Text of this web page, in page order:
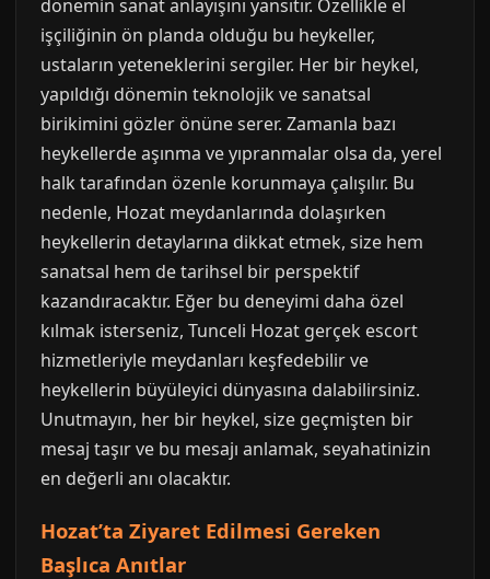
dönemin sanat anlayışını yansıtır. Özellikle el
işçiliğinin ön planda olduğu bu heykeller,
ustaların yeteneklerini sergiler. Her bir heykel,
yapıldığı dönemin teknolojik ve sanatsal
birikimini gözler önüne serer. Zamanla bazı
heykellerde aşınma ve yıpranmalar olsa da, yerel
halk tarafından özenle korunmaya çalışılır. Bu
nedenle, Hozat meydanlarında dolaşırken
heykellerin detaylarına dikkat etmek, size hem
sanatsal hem de tarihsel bir perspektif
kazandıracaktır. Eğer bu deneyimi daha özel
kılmak isterseniz, Tunceli Hozat gerçek escort
hizmetleriyle meydanları keşfedebilir ve
heykellerin büyüleyici dünyasına dalabilirsiniz.
Unutmayın, her bir heykel, size geçmişten bir
mesaj taşır ve bu mesajı anlamak, seyahatinizin
en değerli anı olacaktır.
Hozat’ta Ziyaret Edilmesi Gereken
Başlıca Anıtlar